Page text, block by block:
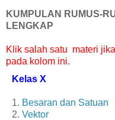
KUMPULAN RUMUS-
LENGKAP
Klik salah satu materi
pada kolom ini.
Kelas X
1. Besaran dan Satuan
2. Vektor